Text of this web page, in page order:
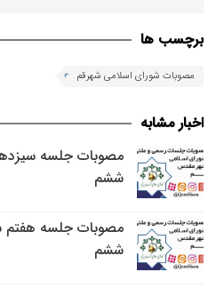
برچسب ها
مصوبات شورای اسلامی شهرقم
اخبار مشابه
مصوبات جلسه
ششم
مصوبات جلسه هفتم
ششم